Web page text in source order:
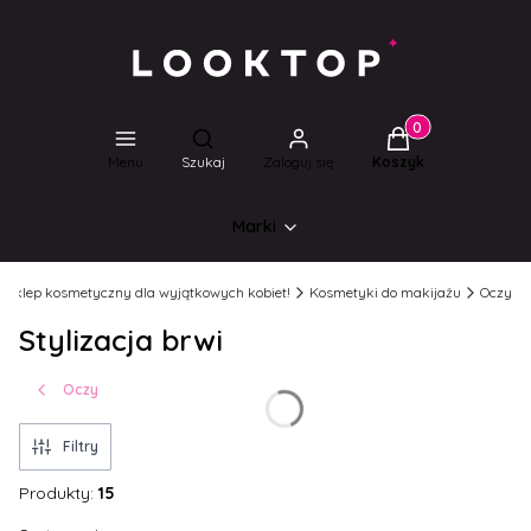
Menu
Otwórz wyszukiwarkę
Szukaj Zaloguj się
Produkty w
Koszyk
Marki
Sklep kosmetyczny dla wyjątkowych kobiet! Kosmetyki do makijażu Oczy
Stylizacja brwi
Oczy
Filtry
Produkty: 15